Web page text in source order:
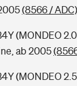
(8566 / ADC)
(MONDEO
ab 2005
(MONDEO